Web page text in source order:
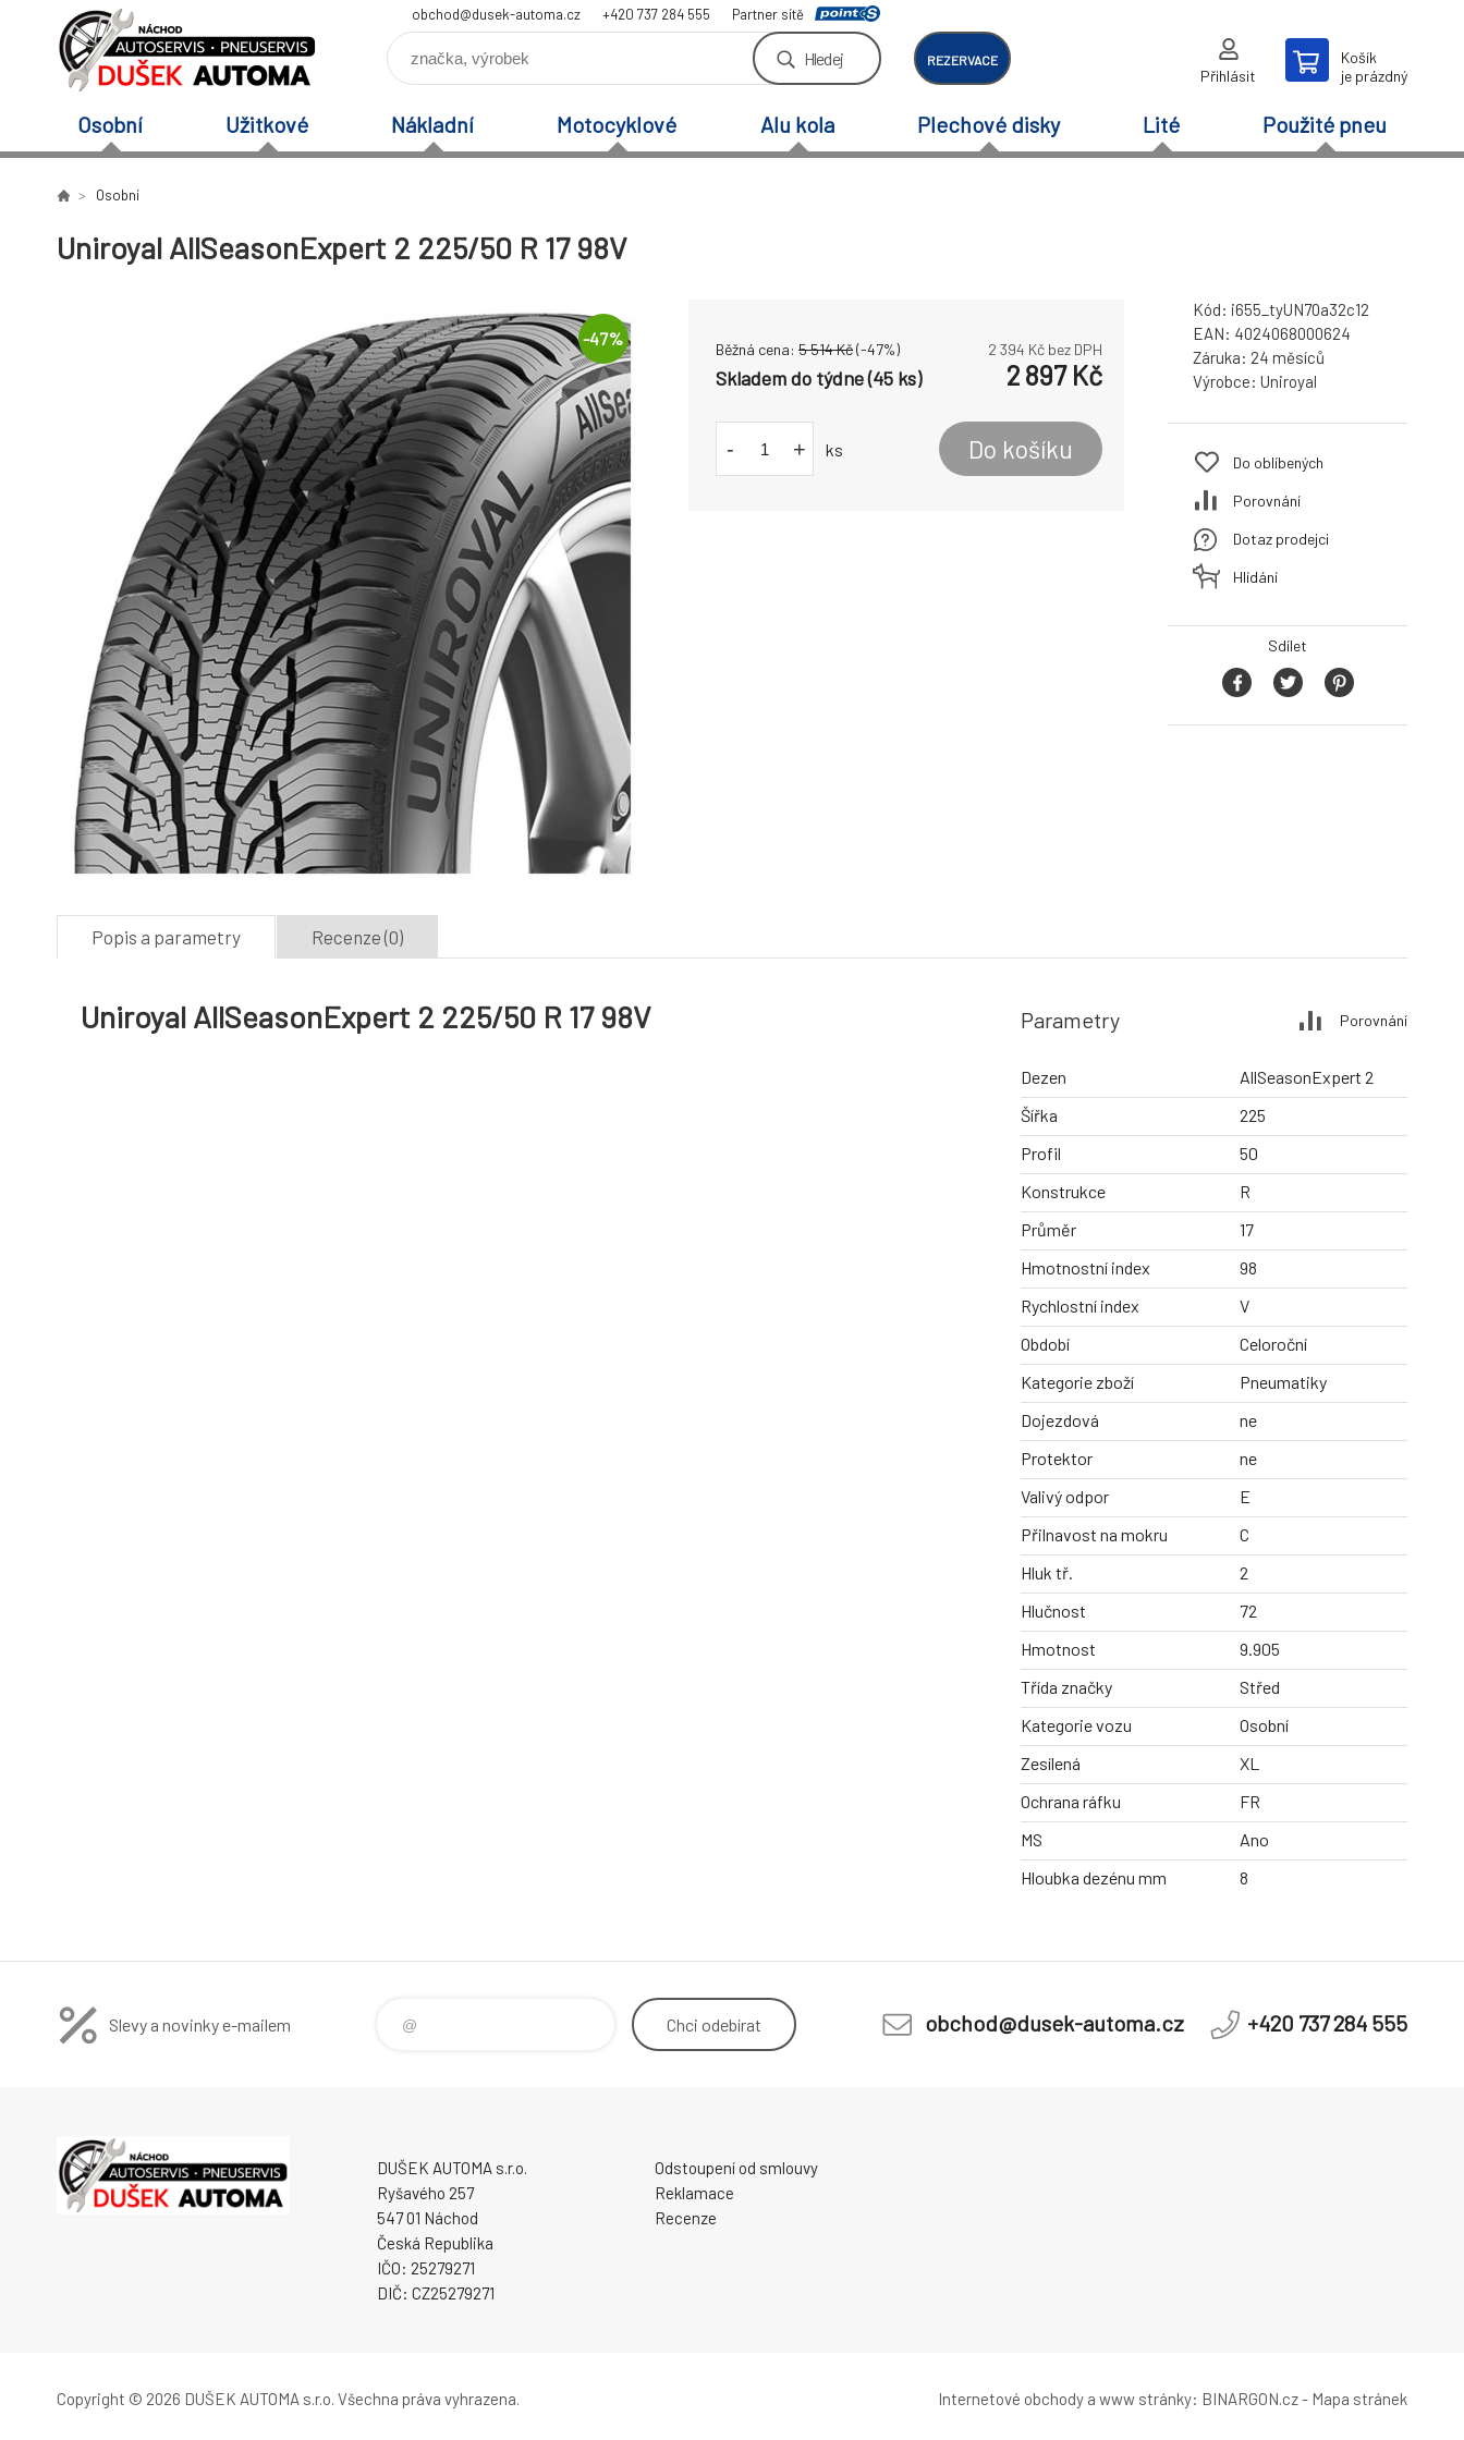
obchod@dusek-automa.cz +420 737 284 555 Partner sítě
Hledej REZERVACE
Přihlásit
Košík
je prázdný
Osobní Užitkové Nákladní Motocyklové Alu kola Plechové disky Lité Použité pneu
Osobní
Uniroyal AllSeasonExpert 2 225/50 R 17 98V
-47%
Běžná cena: 5 514Kč(-47%) 2 394 Kč bez DPH
Skladem do týdne (45 ks) 2 897Kč
- + ks Do košíku
Kód: i655_tyUN70a32c12
EAN: 4024068000624
Záruka: 24 měsíců
Výrobce: Uniroyal
Do oblíbených
Porovnání
Dotaz prodejci
Hlídání
Sdílet
Popis a parametry Recenze (0)
Uniroyal AllSeasonExpert 2 225/50 R 17 98V Parametry Porovnání
Dezen
AllSeasonExpert 2
Šířka
225
Profil
50
Konstrukce
R
Průměr
17
Hmotnostní index
98
Rychlostní index
V
Období
Celoroční
Kategorie zboží
Pneumatiky
Dojezdová
ne
Protektor
ne
Valivý odpor
E
Přilnavost na mokru
C
Hluk tř.
2
Hlučnost
72
Hmotnost
9.905
Třída značky
Střed
Kategorie vozu
Osobní
Zesílená
XL
Ochrana ráfku
FR
MS
Ano
Hloubka dezénu mm
8
Slevy a novinky e-mailem Chci odebírat obchod@dusek-automa.cz +420 737 284 555
DUŠEK AUTOMA s.r.o.
Ryšavého 257
547 01 Náchod
Česká Republika
IČO: 25279271
DIČ: CZ25279271
Odstoupení od smlouvy
Reklamace
Recenze
Copyright © 2026 DUŠEK AUTOMA s.r.o. Všechna práva vyhrazena. Internetové obchody a www stránky: BINARGON.cz- Mapa stránek